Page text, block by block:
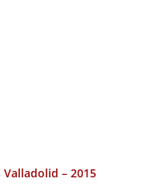
– 2015